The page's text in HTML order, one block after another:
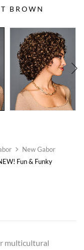
BROWN
New Gabor
Fun & Funky
multicultural